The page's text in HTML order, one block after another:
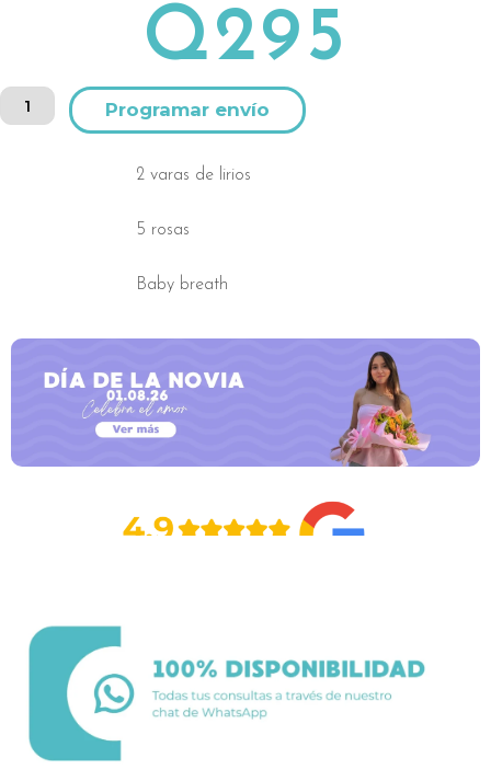
Q295
Ramo
de
2 varas de lirios
5 rosas
Baby breath